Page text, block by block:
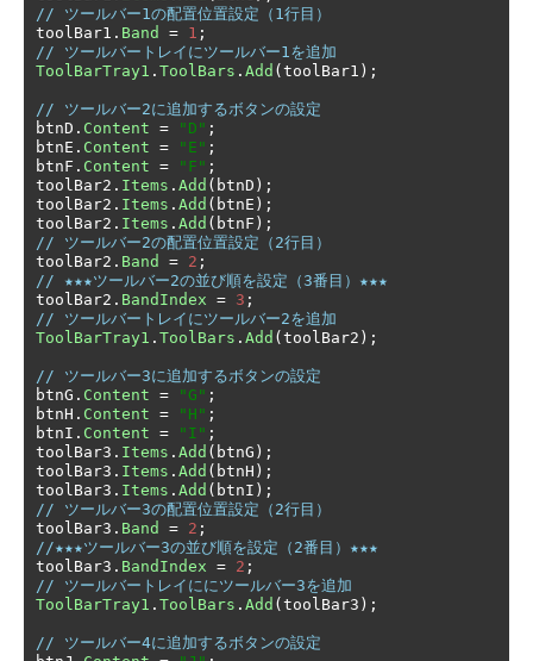
// ツールバー1の配置位置設定（1行目）
toolBar1 . Band = 1 ;
// ツールバートレイにツールバー1を追加
ToolBarTray1 . ToolBars . Add (toolBar1 );
// ツールバー2に追加するボタンの設定
btnD . Content = "D" ;
btnE . Content = "E" ;
btnF . Content = "F" ;
toolBar2 . Items . Add ( btnD );
toolBar2 . Items . Add ( btnE );
toolBar2 . Items . Add ( btnF );
// ツールバー2の配置位置設定（2行目）
toolBar2 . Band = 2 ;
// ★★★ツールバー2の並び順を設定（3番目）★★★
toolBar2 . BandIndex = 3 ;
// ツールバートレイにツールバー2を追加
ToolBarTray1 . ToolBars . Add (toolBar2 );
// ツールバー3に追加するボタンの設定
btnG . Content = "G" ;
btnH . Content = "H" ;
btnI . Content = "I" ;
toolBar3 . Items . Add ( btnG );
toolBar3 . Items . Add ( btnH );
toolBar3 . Items . Add ( btnI );
// ツールバー3の配置位置設定（2行目）
toolBar3 . Band = 2 ;
//★★★ツールバー3の並び順を設定（2番目）★★★
toolBar3 . BandIndex = 2 ;
// ツールバートレイににツールバー3を追加
ToolBarTray1 . ToolBars . Add (toolBar3 );
// ツールバー4に追加するボタンの設定